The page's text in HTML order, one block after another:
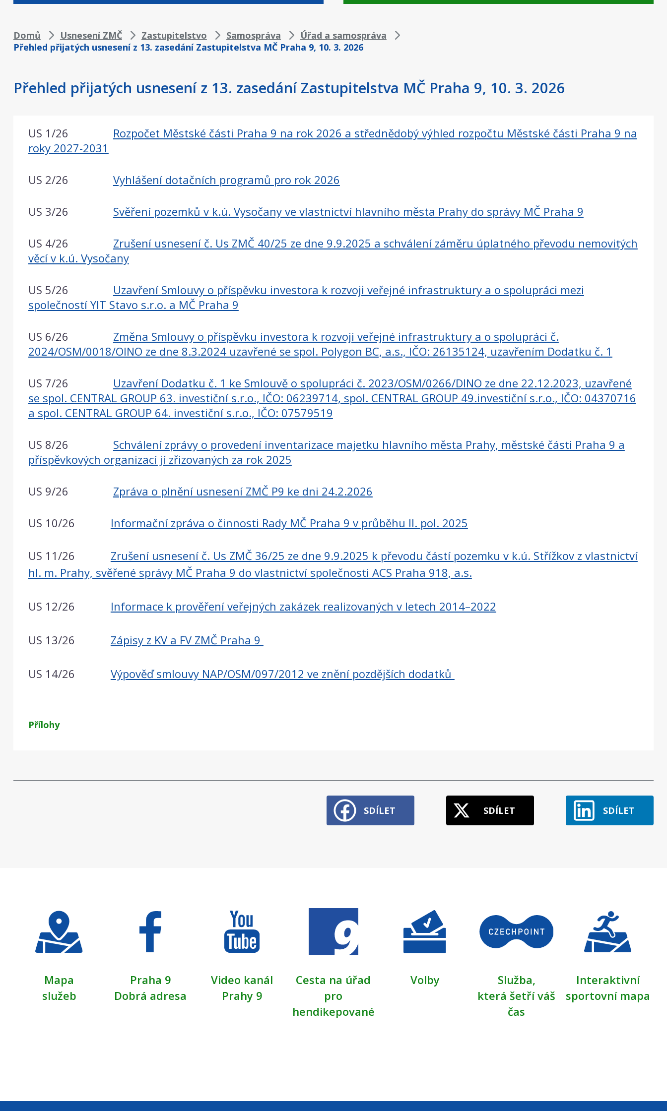
Drobečková
navigace
Domů Usnesení ZMČ Zastupitelstvo Samospráva
Úřad a samospráva
Přehled přijatých usnesení z 13. zasedání Zastupitelstva MČ Praha 9, 10. 3. 2026
Přehled přijatých usnesení z 13. zasedání Zastupitelstva MČ Praha 9, 10. 3. 2026
US 1/26
Rozpočet Městské části Praha 9 na rok 2026 a střednědobý výhled rozpočtu Městské části Praha 9 na
roky 2027-2031
US 2/26 Vyhlášení dotačních programů pro rok 2026
US 3/26 Svěření pozemků v k.ú. Vysočany ve vlastnictví hlavního města Prahy do správy MČ Praha 9
US 4/26
Zrušení usnesení č. Us ZMČ 40/25 ze dne 9.9.2025 a schválení záměru úplatného převodu nemovitých
věcí v k.ú. Vysočany
US 5/26
Uzavření Smlouvy o příspěvku investora k rozvoji veřejné infrastruktury a o spolupráci mezi
společností YIT Stavo s.r.o. a MČ Praha 9
US 6/26
Změna Smlouvy o příspěvku investora k rozvoji veřejné infrastruktury a o spolupráci č.
2024/OSM/0018/OINO ze dne 8.3.2024 uzavřené se spol. Polygon BC, a.s., IČO: 26135124, uzavřením Dodatku č. 1
US 7/26
Uzavření Dodatku č. 1 ke Smlouvě o spolupráci č. 2023/OSM/0266/DINO ze dne 22.12.2023, uzavřené
se spol. CENTRAL GROUP 63. investiční s.r.o., IČO: 06239714, spol. CENTRAL GROUP 49.investiční s.r.o., IČO: 04370716
a spol. CENTRAL GROUP 64. investiční s.r.o., IČO: 07579519
US 8/26
Schválení zprávy o provedení inventarizace majetku hlavního města Prahy, městské části Praha 9 a
příspěvkových organizací jí zřizovaných za rok 2025
US 9/26 Zpráva o plnění usnesení ZMČ P9 ke dni 24.2.2026
US 10/26 Informační zpráva o činnosti Rady MČ Praha 9 v průběhu II. pol. 2025
US 11/26
Zrušení usnesení č. Us ZMČ 36/25 ze dne 9.9.2025 k převodu částí pozemku v k.ú. Střížkov z vlastnictví
hl. m. Prahy, svěřené správy MČ Praha 9 do vlastnictví společnosti ACS Praha 918, a.s.
US 12/26 Informace k prověření veřejných zakázek realizovaných v letech 2014–2022
US 13/26 Zápisy z KV a FV ZMČ Praha 9
US 14/26 Výpověď smlouvy NAP/OSM/097/2012 ve znění pozdějších dodatků
Přílohy
SDÍLET SDÍLET SDÍLET
Mapa
služeb
Praha 9
Dobrá adresa
Video kanál
Prahy 9
Cesta na úřad
pro
hendikepované
Volby
Služba,
která šetří váš
čas
Interaktivní
sportovní mapa